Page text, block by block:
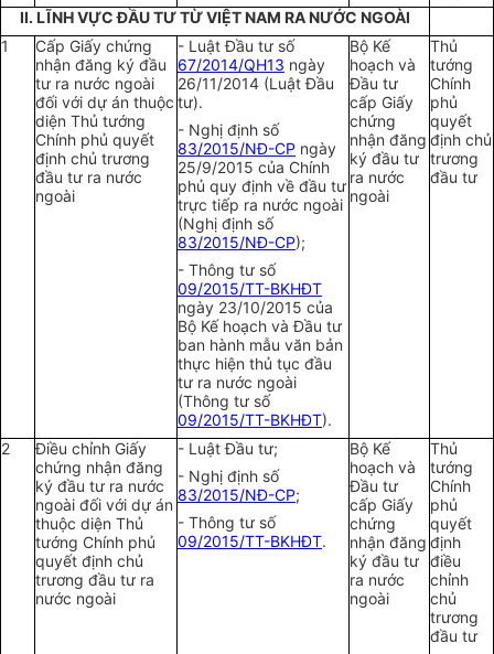
II. LĨNH VỰC ĐẦU TƯ TỪ VIỆT NAM RA NƯỚC NGOÀI
1
Cấp Giấy chứng
nhận đăng ký đầu
tư ra nước ngoài
đối với dự án thuộc
diện Thủ tướng
Chính phủ quyết
định chủ trương
đầu tư ra nước
ngoài
- Luật Đầu tư số
67/2014/QH13 ngày
26/11/2014 (Luật Đầu
tư).
- Nghị định số
83/2015/NĐ-CP ngày
25/9/2015 của Chính
phủ quy định về đầu tư
trực tiếp ra nước ngoài
(Nghị định số
83/2015/NĐ-CP);
- Thông tư số
09/2015/TT-BKHĐT
ngày 23/10/2015 của
Bộ Kế hoạch và Đầu tư
ban hành mẫu văn bản
thực hiện thủ tục đầu
tư ra nước ngoài
(Thông tư số
09/2015/TT-BKHĐT).
Bộ Kế
hoạch và
Đầu tư
cấp Giấy
chứng
nhận đăng
ký đầu tư
ra nước
ngoài
Thủ
tướng
Chính
phủ
quyết
định chủ
trương
đầu tư
2
Điều chỉnh Giấy
chứng nhận đăng
ký đầu tư ra nước
ngoài đối với dự án
thuộc diện Thủ
tướng Chính phủ
quyết định chủ
trương đầu tư ra
nước ngoài
- Luật Đầu tư;
- Nghị định số
83/2015/NĐ-CP;
- Thông tư số
09/2015/TT-BKHĐT.
Bộ Kế
hoạch và
Đầu tư
cấp Giấy
chứng
nhận đăng
ký đầu tư
ra nước
ngoài
Thủ
tướng
Chính
phủ
quyết
định
điều
chỉnh
chủ
trương
đầu tư